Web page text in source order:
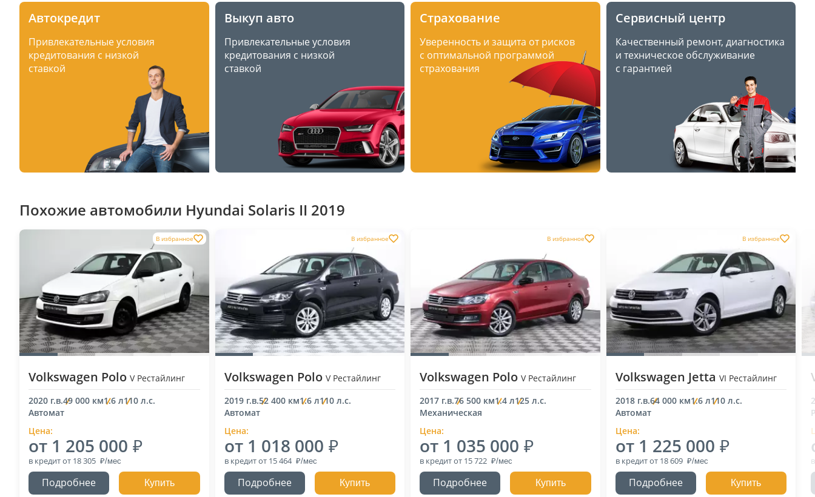
Автокредит
Привлекательные условия
кредитования с низкой
ставкой
Выкуп авто
Привлекательные условия
кредитования с низкой
ставкой
Страхование
Уверенность и защита от рисков
с оптимальной программой
страхования
Сервисный центр
Качественный ремонт, диагностика
и техническое обслуживание
с гарантией
Похожие автомобили Hyundai Solaris II 2019
В избранное
Volkswagen Polo V Рестайлинг
2020 г.в.49 000 км1.6 л110 л.с.
Автомат
Цена:
от 1 205 000
в кредитот 18 305
Подробнее Купить
В избранное
Volkswagen Polo V Рестайлинг
2019 г.в.52 400 км1.6 л110 л.с.
Автомат
Цена:
от 1 018 000
в кредитот 15 464
Подробнее Купить
В избранное
Volkswagen Polo V Рестайлинг
2017 г.в.76 500 км1.4 л125 л.с.
Механическая
Цена:
от 1 035 000
в кредитот 15 722
Подробнее Купить
В избранное
Volkswagen Jetta VI Рестайлинг
2018 г.в.64 000 км1.6 л110 л.с.
Автомат
Цена:
от 1 225 000
в кредитот 18 609
Подробнее Купить